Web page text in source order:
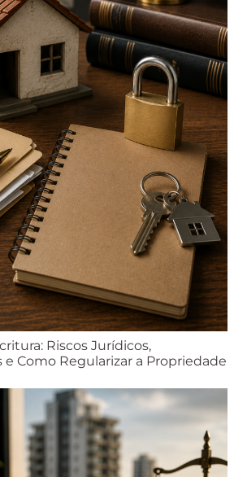
Riscos Jurídicos,
e Como Regularizar a Propriedade